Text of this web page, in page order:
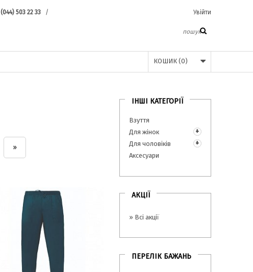
(044) 503 22 33 / Увійти
КОШИК (0)
»
ІНШІ КАТЕГОРІЇ
Взуття
Для жінок
Для чоловіків
Аксесуари
АКЦІЇ
» Всі акції
ПЕРЕЛІК БАЖАНЬ